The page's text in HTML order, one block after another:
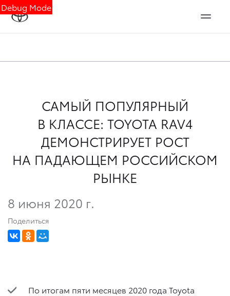
Debug Mode
САМЫЙ ПОПУЛЯРНЫЙ
В КЛАССЕ: TOYOTA RAV4
ДЕМОНСТРИРУЕТ РОСТ
НА ПАДАЮЩЕМ РОССИЙСКОМ
РЫНКЕ
8 июня 2020 г.
Поделиться
По итогам пяти месяцев 2020 года Toyota